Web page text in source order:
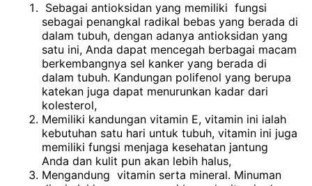
Sebagai antioksidan yang memiliki fungsi
sebagai penangkal radikal bebas yang berada di
dalam tubuh, dengan adanya antioksidan yang
satu ini, Anda dapat mencegah berbagai macam
berkembangnya sel kanker yang berada di
dalam tubuh. Kandungan polifenol yang berupa
katekan juga dapat menurunkan kadar dari
kolesterol,
Memiliki kandungan vitamin E, vitamin ini ialah
kebutuhan satu hari untuk tubuh, vitamin ini juga
memiliki fungsi menjaga kesehatan jantung
Anda dan kulit pun akan lebih halus,
Mengandung vitamin serta mineral. Minuman